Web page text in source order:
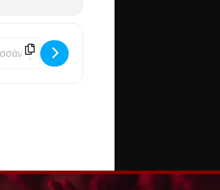
- ΓΑΛΑΝΗ/ΤΣΑΛΙΓΟΠΟΥΛΟΥ/ΕΣΤΟΥΔΙΑΝΤΙΝΑ